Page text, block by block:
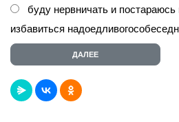
буду нервничать и
избавиться